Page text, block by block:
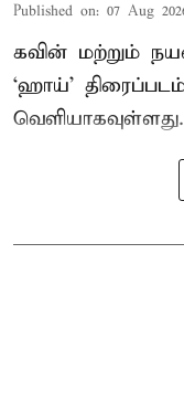
Published on: 07 Aug
கவின் மற்றும்
‘ஹாய்’
வெளியாகவுள்ளது.